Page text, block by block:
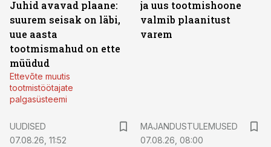
Juhid avavad plaane:
suurem seisak on läbi,
uue aasta
tootmismahud on ette
müüdud
Ettevõte muutis
tootmistöötajate
palgasüsteemi
ja uus tootmishoone
valmib plaanitust
varem
UUDISED
07.08.26, 11:52
MAJANDUSTULEMUSED
07.08.26, 08:00